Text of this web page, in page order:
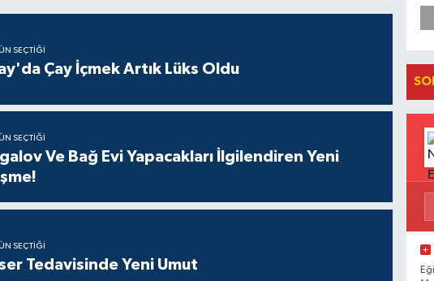
SEÇTIĞI
Çay İçmek Artık Lüks Oldu
SEÇTIĞI
Ve Bağ Evi Yapacakları İlgilendiren Yeni
SEÇTIĞI
Tedavisinde Yeni Umut